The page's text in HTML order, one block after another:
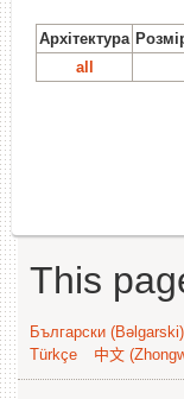
Архітектура
all
This
Български (Bəlgarski)
Türkçe
中文